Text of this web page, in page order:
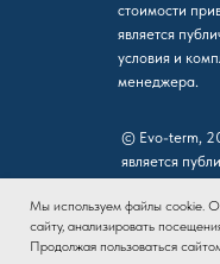
стоимости
является
условия и
менеджера.
© Evo-term,
является
заключаемым
Мы используем файлы cookie.
сайту, анализировать
Продолжая пользоваться